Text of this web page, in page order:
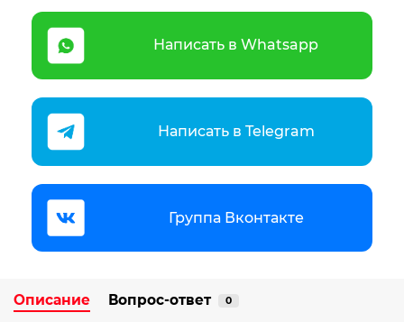
Написать в Whatsapp
Написать в Telegram
Группа Вконтакте
Описание Вопрос-ответ 0